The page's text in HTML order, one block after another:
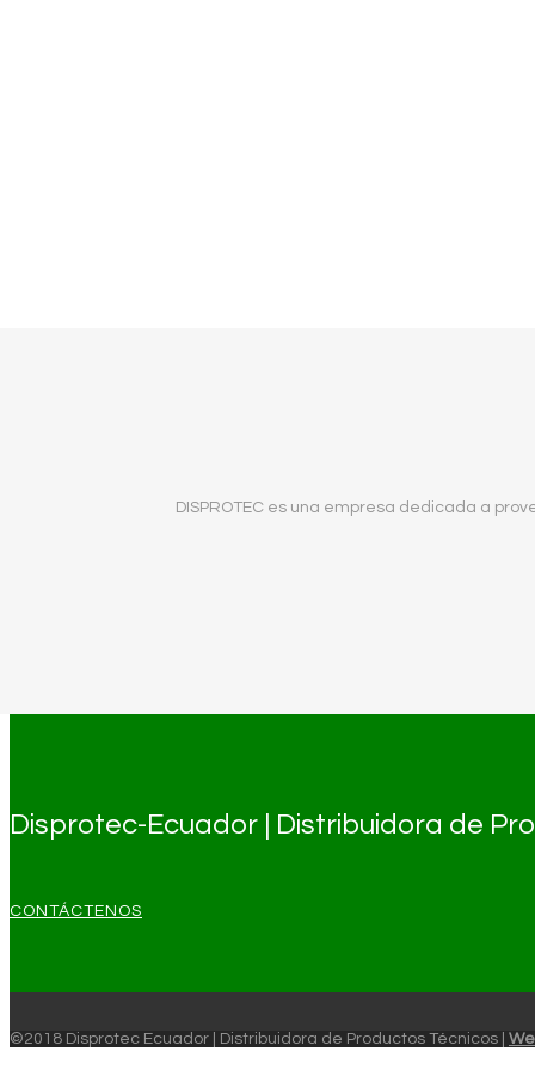
DISPROTEC es una empresa dedicada a
Disprotec-Ecuador | Distribuidora de
CONTÁCTENOS
©2018 Disprotec Ecuador | Distribuidora de Productos Técnicos |